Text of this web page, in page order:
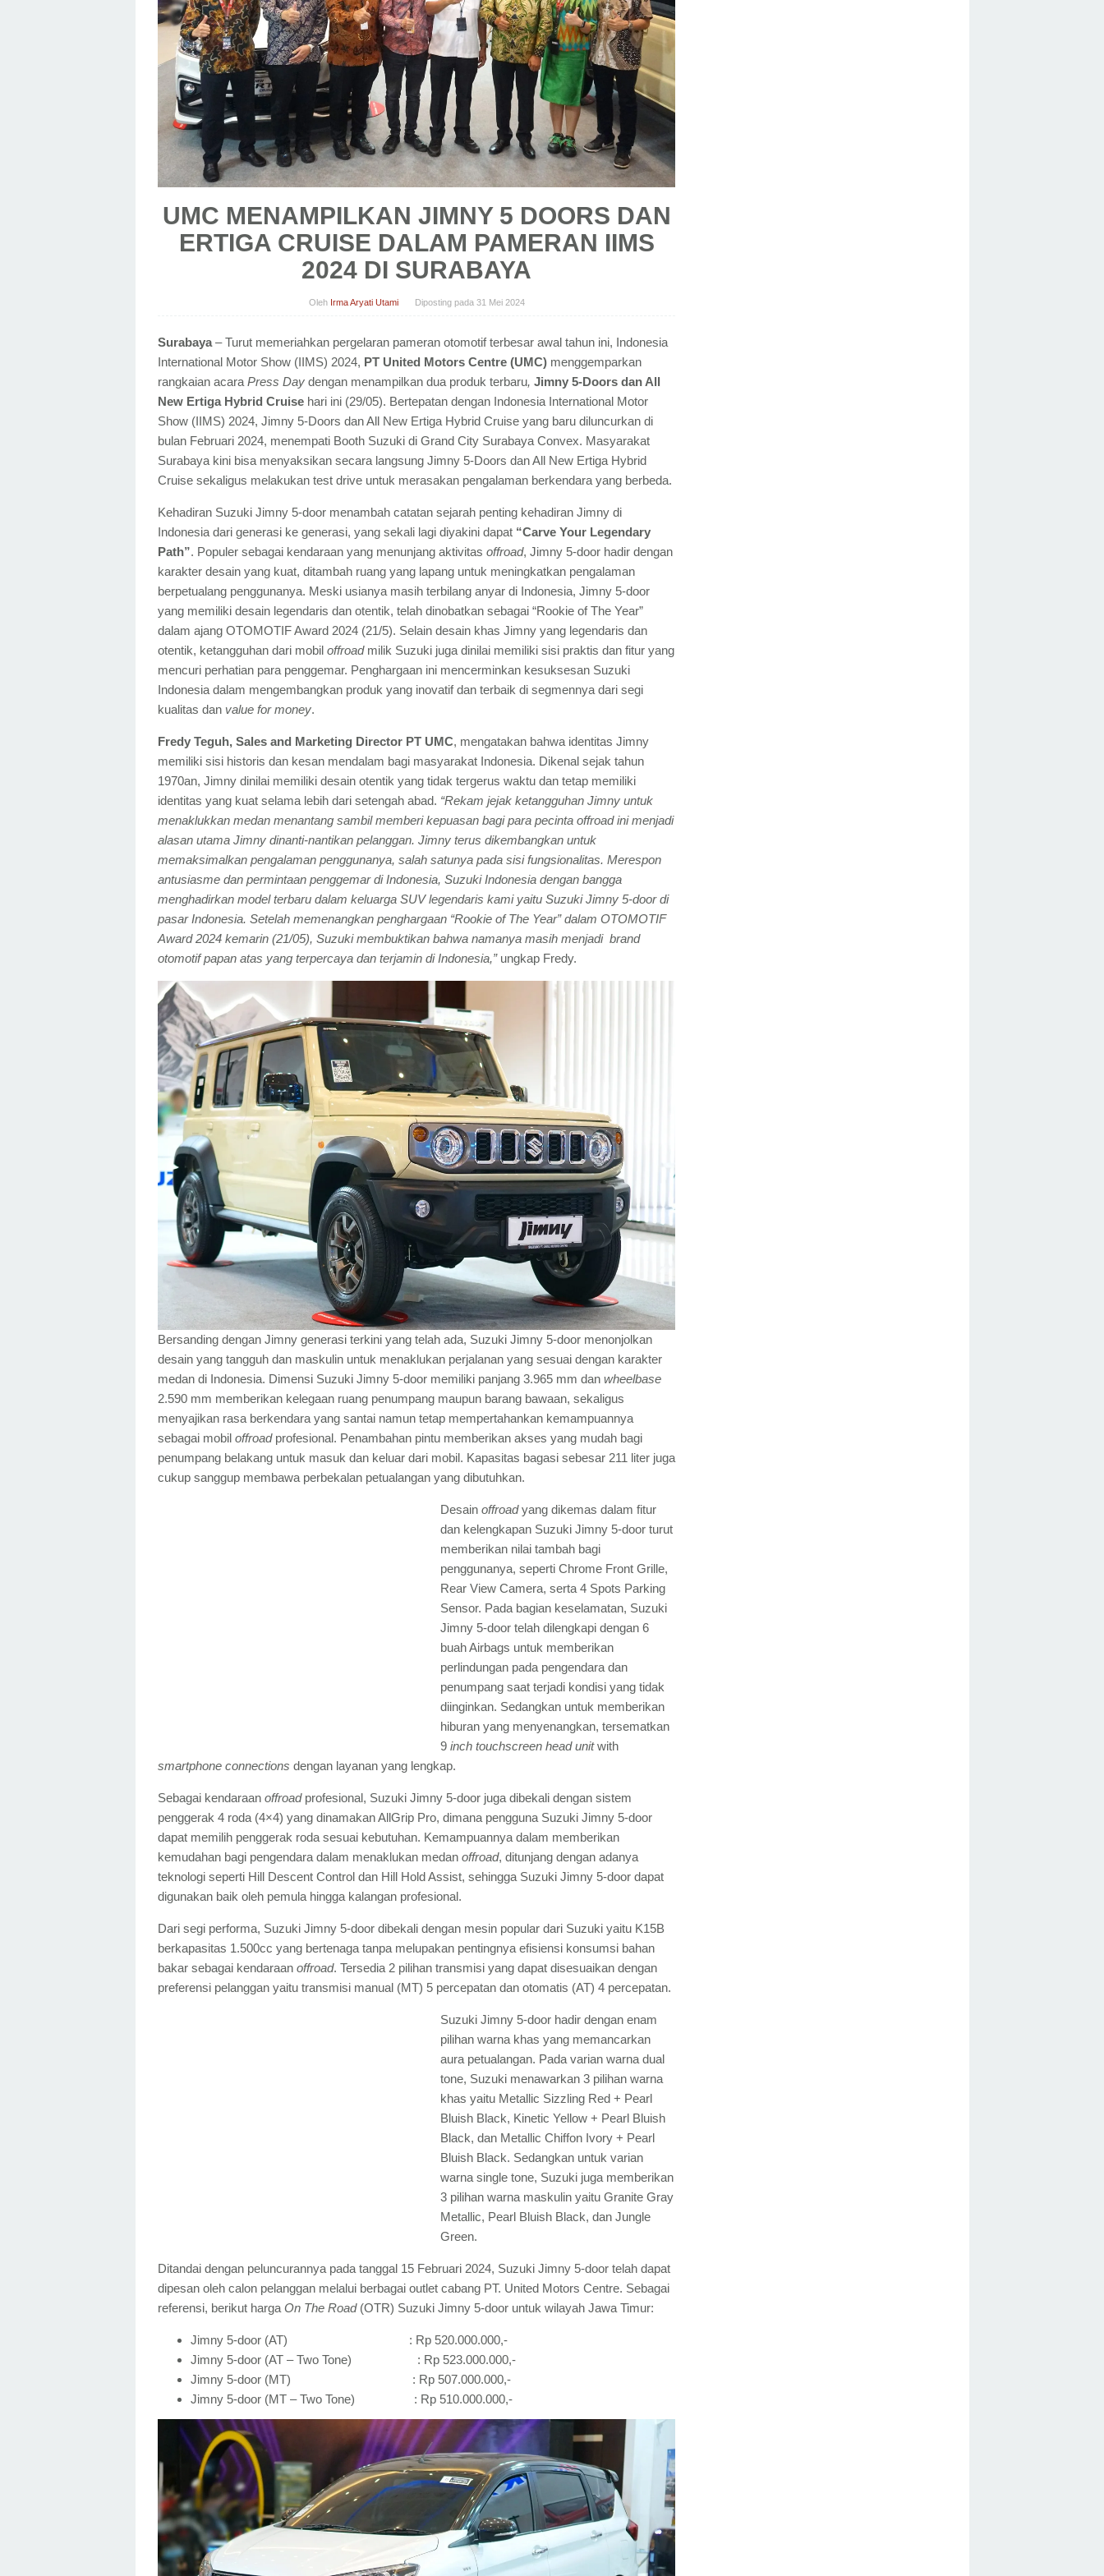
UMC MENAMPILKAN JIMNY 5 DOORS DAN
ERTIGA CRUISE DALAM PAMERAN IIMS
2024 DI SURABAYA
Oleh Irma Aryati Utami Diposting pada 31 Mei 2024
Surabaya– Turut memeriahkan pergelaran pameran otomotif terbesar awal tahun ini, Indonesia
International Motor Show (IIMS) 2024, PT United Motors Centre (UMC) menggemparkan
rangkaian acaraPress Day dengan menampilkan dua produk terbaru, Jimny 5-Doors dan All
New Ertiga Hybrid Cruise hari ini (29/05). Bertepatan dengan Indonesia International Motor
Show (IIMS) 2024, Jimny 5-Doors dan All New Ertiga Hybrid Cruise yang baru diluncurkan di
bulan Februari 2024, menempati Booth Suzuki di Grand City Surabaya Convex. Masyarakat
Surabaya kini bisa menyaksikan secara langsung Jimny 5-Doors dan All New Ertiga Hybrid
Cruise sekaligus melakukan test drive untuk merasakan pengalaman berkendara yang berbeda.
Kehadiran Suzuki Jimny 5-door menambah catatan sejarah penting kehadiran Jimny di
Indonesia dari generasi ke generasi, yang sekali lagi diyakini dapat “Carve Your Legendary
Path”. Populer sebagai kendaraan yang menunjang aktivitas offroad, Jimny 5-door hadir dengan
karakter desain yang kuat, ditambah ruang yang lapang untuk meningkatkan pengalaman
berpetualang penggunanya. Meski usianya masih terbilang anyar di Indonesia, Jimny 5-door
yang memiliki desain legendaris dan otentik, telah dinobatkan sebagai “Rookie of The Year”
dalam ajang OTOMOTIF Award 2024 (21/5). Selain desain khas Jimny yang legendaris dan
otentik, ketangguhan dari mobil offroad milik Suzuki juga dinilai memiliki sisi praktis dan fitur yang
mencuri perhatian para penggemar. Penghargaan ini mencerminkan kesuksesan Suzuki
Indonesia dalam mengembangkan produk yang inovatif dan terbaik di segmennya dari segi
kualitas dan value for money.
Fredy Teguh, Sales and Marketing Director PT UMC, mengatakan bahwa identitas Jimny
memiliki sisi historis dan kesan mendalam bagi masyarakat Indonesia. Dikenal sejak tahun
1970an, Jimny dinilai memiliki desain otentik yang tidak tergerus waktu dan tetap memiliki
identitas yang kuat selama lebih dari setengah abad. “Rekam jejak ketangguhan Jimny untuk
menaklukkan medan menantang sambil memberi kepuasan bagi para pecinta offroad ini menjadi
alasan utama Jimny dinanti-nantikan pelanggan. Jimny terus dikembangkan untuk
memaksimalkan pengalaman penggunanya, salah satunya pada sisi fungsionalitas. Merespon
antusiasme dan permintaan penggemar di Indonesia, Suzuki Indonesia dengan bangga
menghadirkan model terbaru dalam keluarga SUV legendaris kami yaitu Suzuki Jimny 5-door di
pasar Indonesia. Setelah memenangkan penghargaan “Rookie of The Year” dalam OTOMOTIF
Award 2024 kemarin (21/05), Suzuki membuktikan bahwa namanya masih menjadi brand
otomotif papan atas yang terpercaya dan terjamin di Indonesia,” ungkap Fredy.
Bersanding dengan Jimny generasi terkini yang telah ada, Suzuki Jimny 5-door menonjolkan
desain yang tangguh dan maskulin untuk menaklukan perjalanan yang sesuai dengan karakter
medan di Indonesia. Dimensi Suzuki Jimny 5-door memiliki panjang 3.965 mm dan wheelbase
2.590 mm memberikan kelegaan ruang penumpang maupun barang bawaan, sekaligus
menyajikan rasa berkendara yang santai namun tetap mempertahankan kemampuannya
sebagai mobil offroadprofesional. Penambahan pintu memberikan akses yang mudah bagi
penumpang belakang untuk masuk dan keluar dari mobil. Kapasitas bagasi sebesar 211 liter juga
cukup sanggup membawa perbekalan petualangan yang dibutuhkan.
Desain offroadyang dikemas dalam fitur
dan kelengkapan Suzuki Jimny 5-door turut
memberikan nilai tambah bagi
penggunanya, seperti Chrome Front Grille,
Rear View Camera, serta 4 Spots Parking
Sensor. Pada bagian keselamatan, Suzuki
Jimny 5-door telah dilengkapi dengan 6
buah Airbags untuk memberikan
perlindungan pada pengendara dan
penumpang saat terjadi kondisi yang tidak
diinginkan. Sedangkan untuk memberikan
hiburan yang menyenangkan, tersematkan
9 inch touchscreen head unitwith
smartphone connections dengan layanan yang lengkap.
Sebagai kendaraan offroadprofesional, Suzuki Jimny 5-door juga dibekali dengan sistem
penggerak 4 roda (4×4) yang dinamakan AllGrip Pro, dimana pengguna Suzuki Jimny 5-door
dapat memilih penggerak roda sesuai kebutuhan. Kemampuannya dalam memberikan
kemudahan bagi pengendara dalam menaklukan medan offroad, ditunjang dengan adanya
teknologi seperti Hill Descent Control dan Hill Hold Assist, sehingga Suzuki Jimny 5-door dapat
digunakan baik oleh pemula hingga kalangan profesional.
Dari segi performa, Suzuki Jimny 5-door dibekali dengan mesin popular dari Suzuki yaitu K15B
berkapasitas 1.500cc yang bertenaga tanpa melupakan pentingnya efisiensi konsumsi bahan
bakar sebagai kendaraan offroad. Tersedia 2 pilihan transmisi yang dapat disesuaikan dengan
preferensi pelanggan yaitu transmisi manual (MT) 5 percepatan dan otomatis (AT) 4 percepatan.
Suzuki Jimny 5-door hadir dengan enam
pilihan warna khas yang memancarkan
aura petualangan. Pada varian warna dual
tone, Suzuki menawarkan 3 pilihan warna
khas yaitu Metallic Sizzling Red + Pearl
Bluish Black, Kinetic Yellow + Pearl Bluish
Black, dan Metallic Chiffon Ivory + Pearl
Bluish Black. Sedangkan untuk varian
warna single tone, Suzuki juga memberikan
3 pilihan warna maskulin yaitu Granite Gray
Metallic, Pearl Bluish Black, dan Jungle
Green.
Ditandai dengan peluncurannya pada tanggal 15 Februari 2024, Suzuki Jimny 5-door telah dapat
dipesan oleh calon pelanggan melalui berbagai outlet cabang PT. United Motors Centre. Sebagai
referensi, berikut hargaOn The Road (OTR) Suzuki Jimny 5-door untuk wilayah Jawa Timur:
Jimny 5-door (AT) : Rp 520.000.000,-
Jimny 5-door (AT – Two Tone) : Rp 523.000.000,-
Jimny 5-door (MT) : Rp 507.000.000,-
Jimny 5-door (MT – Two Tone) : Rp 510.000.000,-